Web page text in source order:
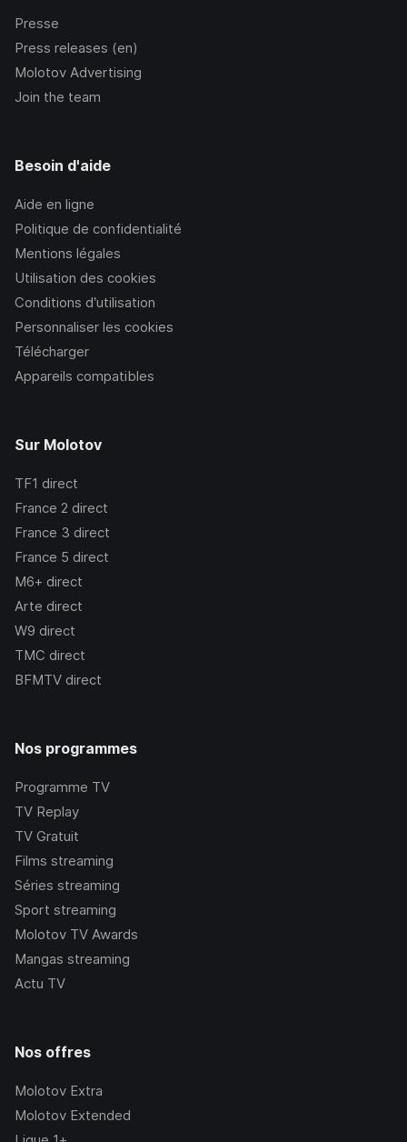
Presse
Press releases (en)
Molotov Advertising
Join the team
Besoin d'aide
Aide en ligne
Politique de confidentialité
Mentions légales
Utilisation des cookies
Conditions d’utilisation
Personnaliser les cookies
Télécharger
Appareils compatibles
Sur Molotov
TF1 direct
France 2 direct
France 3 direct
France 5 direct
M6+ direct
Arte direct
W9 direct
TMC direct
BFMTV direct
Nos programmes
Programme TV
TV Replay
TV Gratuit
Films streaming
Séries streaming
Sport streaming
Molotov TV Awards
Mangas streaming
Actu TV
Nos offres
Molotov Extra
Molotov Extended